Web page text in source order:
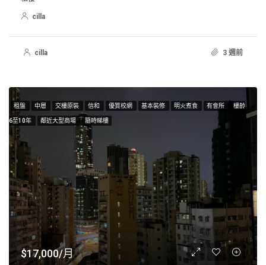
cilla
cilla 3 週前
租盤 中層 交樓原裝 信和 優質校網 基本裝修 明火煮食 有會所 樓齡
6至10年 鄰近大型商場 隨時睇樓
$17,000/月